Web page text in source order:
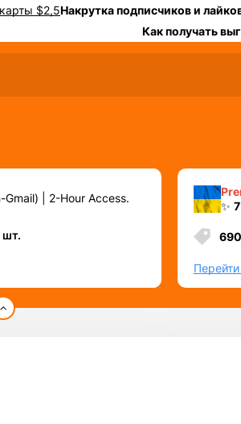
$2,5Накрутка подписчиков и
Как получать
| 2-Hour Access.
шт.
✨